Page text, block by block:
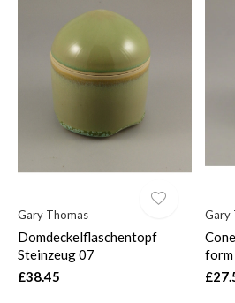
Gary Thomas
Domdeckelflaschentopf
Steinzeug 07
£38.45
Gary
form